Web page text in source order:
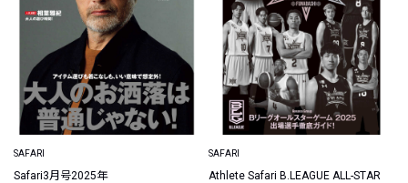
SAFARI
Safari3月号2025年
SAFARI
Athlete Safari B.LEAGUE ALL-STAR